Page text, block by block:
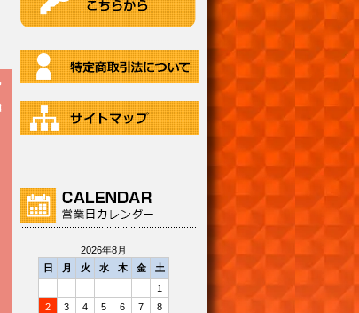
2026年8月
日
月 火 水 木 金
土
1
2
3 4 5 6 7
8